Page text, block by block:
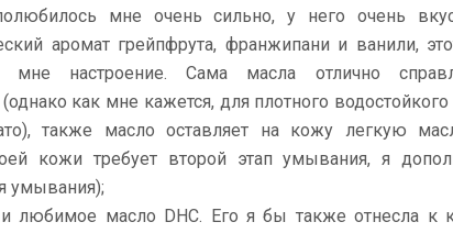
мне очень сильно, у него очень
аромат грейпфрута, франжипани и ванили,
настроение. Сама масла отлично
как мне кажется, для плотного
также масло оставляет на кожу легкую
кожи требует второй этап умывания, я
умывания);
любимое масло DHC. Его я бы также отнесла к